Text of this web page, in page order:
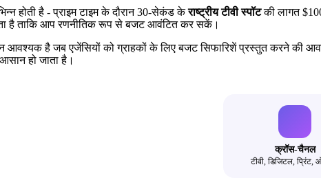
होती है - प्राइम टाइम के दौरान 30-सेकंड केराष्ट्रीय टीवी स्पॉटकी लागत
है ताकि आप रणनीतिक रूप से बजट आवंटित कर सकें।
आवश्यक है जब एजेंसियों को ग्राहकों के लिए बजट सिफारिशें प्रस्तुत करने की
हो जाता है।
क्रॉस-चैनल
टीवी, डिजिटल,